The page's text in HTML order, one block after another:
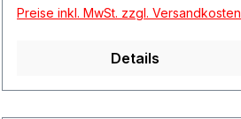
Preise inkl. MwSt. zzgl. Versandkosten
Details